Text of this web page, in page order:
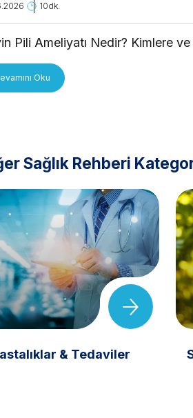
10dk.
Pili Ameliyatı Nedir? Kimlere ve
Oku
Sağlık Rehberi
& Tedaviler